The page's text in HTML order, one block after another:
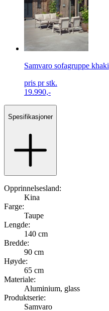
Samvaro sofagruppe khaki
pris pr stk.
19.990,-
Spesifikasjoner
Opprinnelsesland:
Kina
Farge:
Taupe
Lengde:
140 cm
Bredde:
90 cm
Høyde:
65 cm
Materiale:
Aluminium, glass
Produktserie:
Samvaro